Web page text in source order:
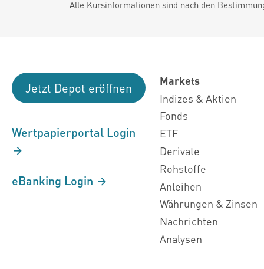
Alle Kursinformationen sind nach den
Jetzt Depot eröffnen
Wertpapierportal Login
eBanking Login
Markets
Indizes & Aktien
Fonds
ETF
Derivate
Rohstoffe
Anleihen
Währungen & Zinsen
Nachrichten
Analysen